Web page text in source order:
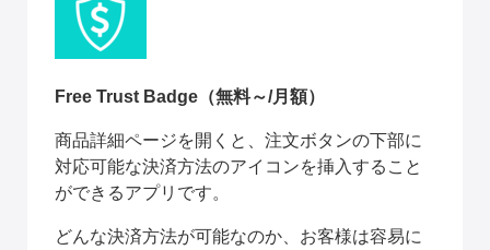
Free Trust Badge （無料～/月額）
商品詳細ページを開くと、注文ボタンの下部に
対応可能な決済方法のアイコンを挿入すること
ができるアプリです。
どんな決済方法が可能なのか、お客様は容易に